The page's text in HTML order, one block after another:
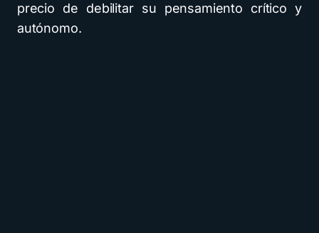
precio de debilitar su pensamiento crítico y
autónomo.